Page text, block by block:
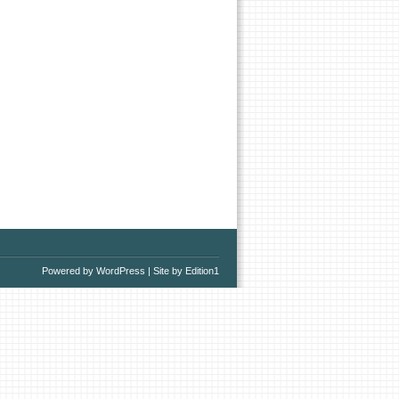
Powered by WordPress | Site by Edition1